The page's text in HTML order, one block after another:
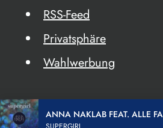
RSS-Feed
Privatsphäre
Wahlwerbung